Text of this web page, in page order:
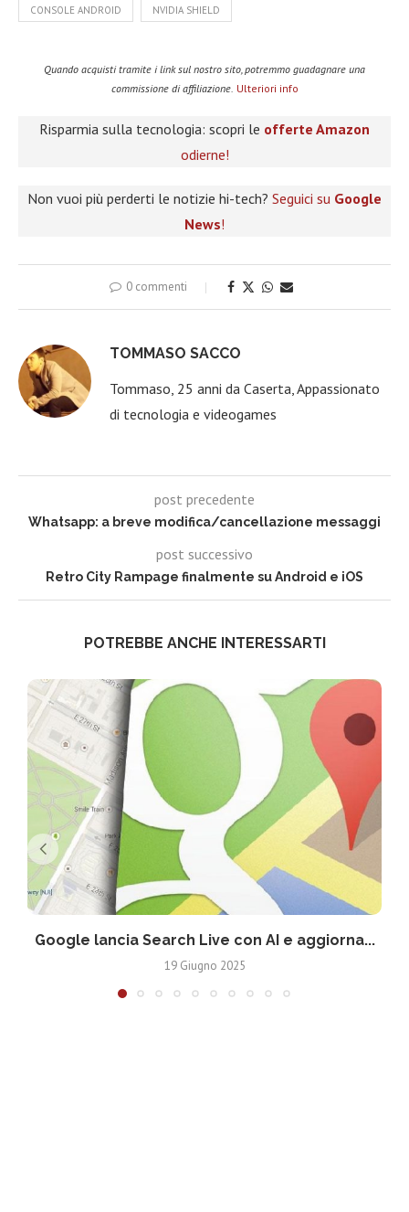
CONSOLE ANDROID NVIDIA SHIELD
Quando acquisti tramite i link sul nostro sito, potremmo guadagnare una
commissione di affiliazione. Ulteriori info
Risparmia sulla tecnologia: scopri le offerte Amazon
odierne!
Non vuoi più perderti le notizie hi-tech? Seguici su Google
News!
0 commenti
TOMMASO SACCO
Tommaso, 25 anni da Caserta, Appassionato
di tecnologia e videogames
post precedente
Whatsapp: a breve modifica/cancellazione messaggi
post successivo
Retro City Rampage finalmente su Android e iOS
POTREBBE ANCHE INTERESSARTI
Google lancia Search Live con AI e aggiorna...
19 Giugno 2025